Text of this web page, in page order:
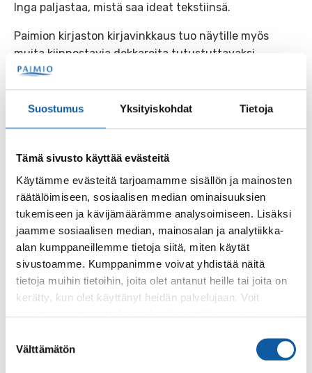
Suostumus Yksityiskohdat Tietoja
Tämä sivusto käyttää evästeitä
Käytämme evästeitä tarjoamamme sisällön ja mainosten
räätälöimiseen, sosiaalisen median ominaisuuksien
tukemiseen ja kävijämäärämme analysoimiseen. Lisäksi
jaamme sosiaalisen median, mainosalan ja analytiikka-
alan kumppaneillemme tietoja siitä, miten käytät
sivustoamme. Kumppanimme voivat yhdistää näitä
tietoja muihin tietoihin, joita olet antanut heille tai joita on
kerätty, kun olet käyttänyt heidän palvelujaan. Voit
valinta
Välttämätön
Inga paljastaa, mistä saa ideat tekstiinsä.
Paimion kirjaston kirjavinkkaus tuo näytille myös
muita kiinnostavia dekkareita tutustuttavaksi.
Tilaisuus on maksuton.
Ikäasumisen hanketta yhteistyössä Paimion kirjaston
saanut avustuksen ympäristöministeriöltä.
heidi.kervinen@paimio.fi, puh. 02 474 5128
Takaisin tapahtumiin
Asiasanat
Paltanpuiston palvelukeskus